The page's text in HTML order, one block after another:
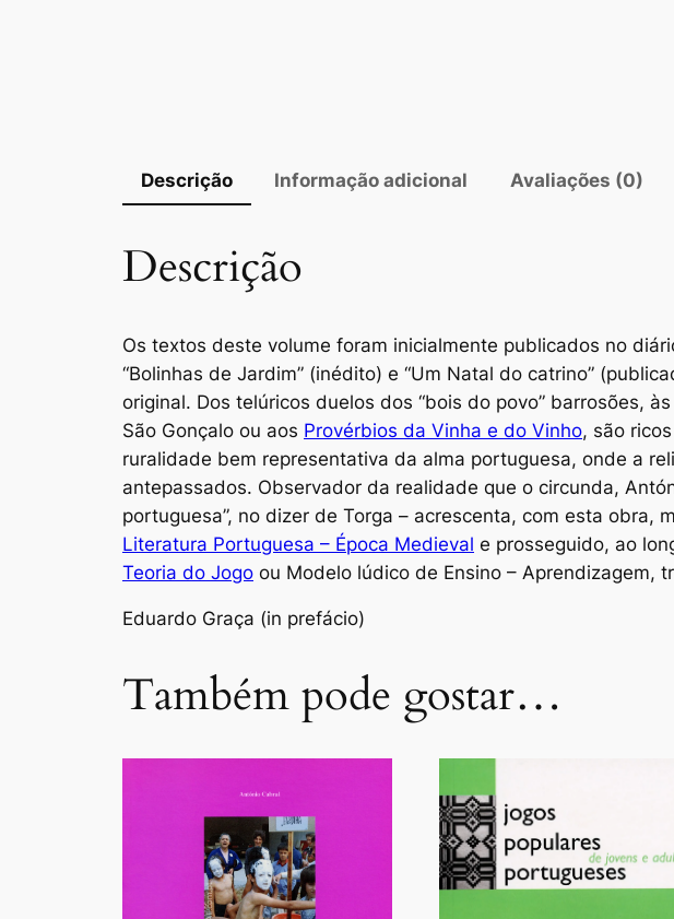
Descrição Informação adicional Avaliações (0)
Descrição
Os textos deste volume foram inicialmente publicados no
“Bolinhas de Jardim” (inédito) e “Um Natal do catrino”
original. Dos telúricos duelos dos “bois do povo” barrosões,
São Gonçalo ou aos Provérbios da Vinha e do Vinho, são
ruralidade bem representativa da alma portuguesa, onde a
antepassados. Observador da realidade que o circunda,
portuguesa”, no dizer de Torga – acrescenta, com esta
Literatura Portuguesa – Época Medieval e prosseguido, ao
Teoria do Jogo ou Modelo lúdico de Ensino – Aprendizagem,
Eduardo Graça (in prefácio)
Também pode gostar…